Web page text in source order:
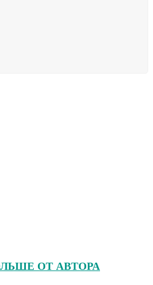
ОТ АВТОРА